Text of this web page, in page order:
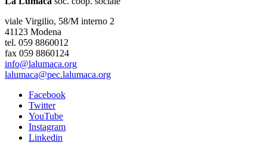
viale Virgilio, 58/M interno 2
41123 Modena
tel. 059 8860012
fax 059 8860124
info@lalumaca.org
lalumaca@pec.lalumaca.org
Facebook
Twitter
YouTube
Instagram
Linkedin